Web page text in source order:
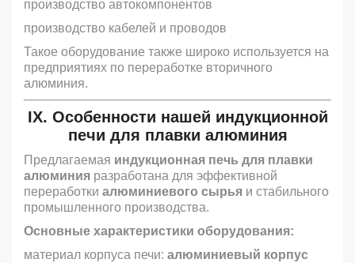
производство автокомпонентов
производство кабелей и проводов
Такое оборудование также широко используется на
предприятиях по переработке вторичного
алюминия.
IX. Особенности нашей индукционной
печи для плавки алюминия
Предлагаемая индукционная печь для плавки
алюминия разработана для эффективной
переработки алюминиевого сырья и стабильного
промышленного производства.
Основные характеристики оборудования:
материал корпуса печи: алюминиевый корпус